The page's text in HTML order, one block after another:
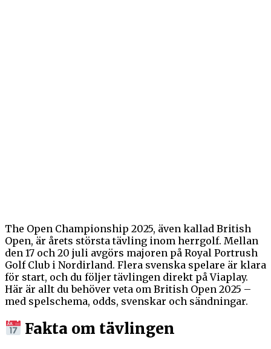
The Open Championship 2025, även kallad British
Open, är årets största tävling inom herrgolf. Mellan
den 17 och 20 juli avgörs majoren på Royal Portrush
Golf Club i Nordirland. Flera svenska spelare är klara
för start, och du följer tävlingen direkt på Viaplay.
Här är allt du behöver veta om British Open 2025 –
med spelschema, odds, svenskar och sändningar.
Fakta om tävlingen